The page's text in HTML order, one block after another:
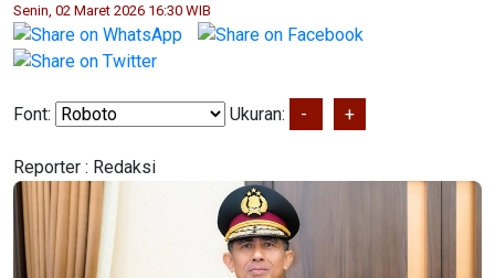
Senin, 02 Maret 2026 16:30 WIB
Font: Ukuran: - +
Reporter : Redaksi